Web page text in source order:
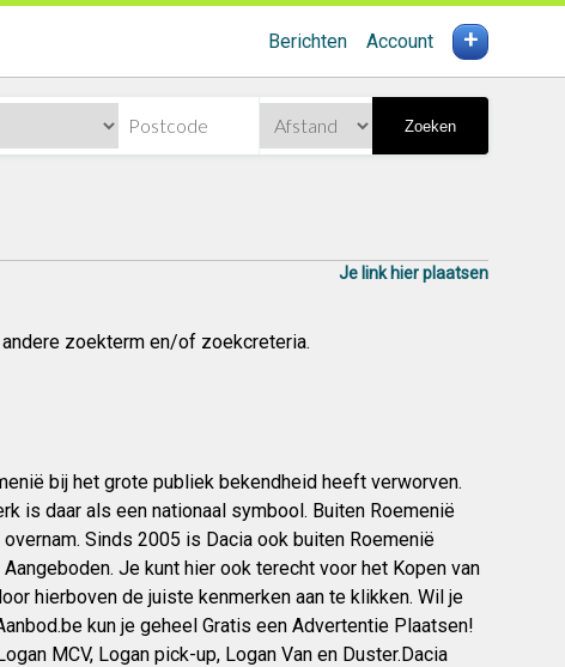
Berichten Account +
Zoeken
Je link hier plaatsen
zoekterm en/of zoekcreteria.
bij het grote publiek bekendheid heeft verworven.
is daar als een nationaal symbool. Buiten Roemenië
Sinds 2005 is Dacia ook buiten Roemenië
Je kunt hier ook terecht voor het Kopen van
hierboven de juiste kenmerken aan te klikken. Wil je
kun je geheel Gratis een Advertentie Plaatsen!
MCV, Logan pick-up, Logan Van en Duster.Dacia